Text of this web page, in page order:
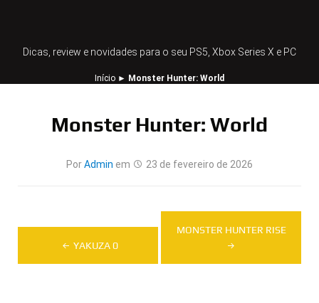
Dicas, review e novidades para o seu PS5, Xbox Series X e PC
Início ► Monster Hunter: World
Monster Hunter: World
PorAdmin em 23 de fevereiro de 2026
Navegação
YAKUZA 0
MONSTER HUNTER RISE